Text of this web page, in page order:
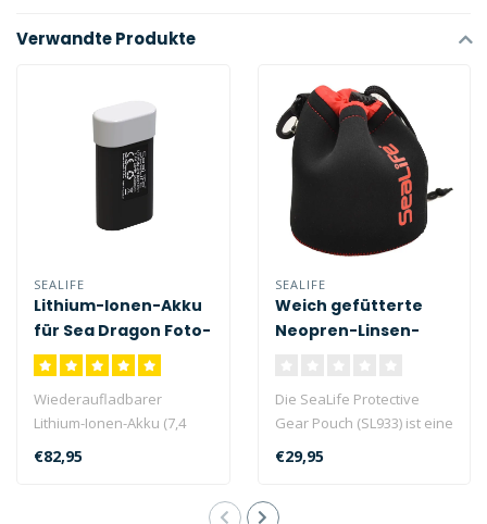
Verwandte Produkte
SEALIFE
Lithium-Ionen-Akku
für Sea Dragon Foto-
Video-Leuchten
SL9831
Wiederaufladbarer
Lithium-Ionen-Akku (7,4
Volt, 3400 mAh, 25 Wh) für
Sea Dragon..
€82,95
SEALIFE
Weich gefütterte
Neopren-Linsen-
SL933
Die SeaLife Protective
Gear Pouch (SL933) ist eine
weich gefütterte Tasche,
€29,95